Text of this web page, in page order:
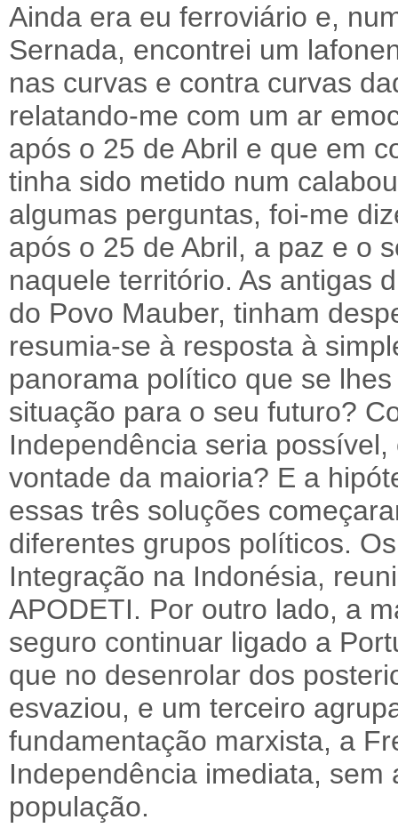
Ainda era eu ferroviário e,
Sernada, encontrei um
nas curvas e contra curvas
relatando-me com um ar
após o 25 de Abril e que em
tinha sido metido num
algumas perguntas, foi-me
após o 25 de Abril, a paz e o
naquele território. As antigas
do Povo Mauber, tinham
resumia-se à resposta à
panorama político que se
situação para o seu futuro?
Independência seria
vontade da maioria? E a
essas três soluções
diferentes grupos políticos.
Integração na Indonésia,
APODETI. Por outro lado, a
seguro continuar ligado a
que no desenrolar dos
esvaziou, e um terceiro
fundamentação marxista, a
Independência imediata, sem
população.